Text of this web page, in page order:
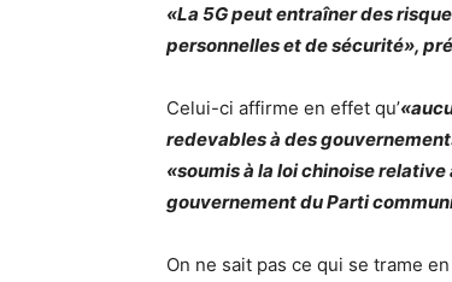
«La 5G peut entraîner des
personnelles et de sécurité»,
Celui-ci affirme en effet qu’
redevables à des
«soumis à la loi chinoise
gouvernement du Parti
On ne sait pas ce qui se trame